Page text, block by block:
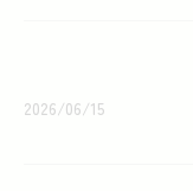
2026/06/15